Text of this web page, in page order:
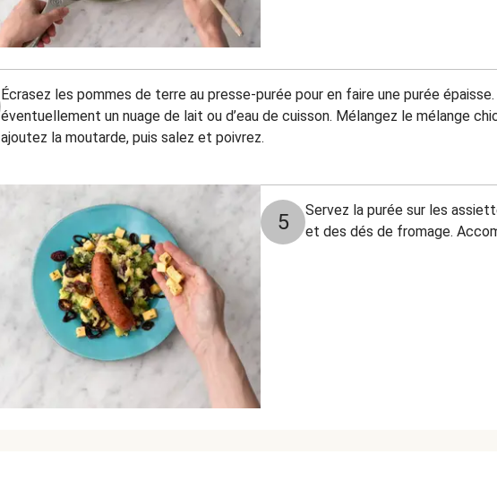
Écrasez les pommes de terre au presse-purée pour en faire une purée
éventuellement un nuage de lait ou d’eau de cuisson. Mélangez le mélange
ajoutez la moutarde, puis salez et poivrez.
5
Servez la purée sur les
et des dés de fromage.